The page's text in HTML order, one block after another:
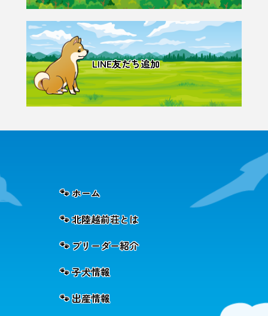
LINE友だち追加
🐾 ホーム
🐾 北陸越前荘とは
🐾 ブリーダー紹介
🐾 子犬情報
🐾 出産情報